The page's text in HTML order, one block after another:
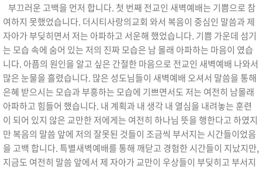
부끄러운 고백을 먼저 합니다. 첫 번째 전교인 새벽예배는 기쁨으로 참
여하지 못했었습니다. 더시티사랑의교회 와서 복음이 중심인 말씀과 제
자아가 부딪히면서 저는 아파하고 서운해 했었습니다. 기쁨 가운데 섬기
는 모습 속에 숨어 있는 저의 진짜 모습은 남 몰래 아파하는 마음이 였습
니다. 아픔의 원인을 알고 싶은 간절한 마음으로 전교인 새벽예배 나와서
많은 눈물을 흘렸습니다. 많은 성도님들이 새벽예배 오셔서 말씀을 통해
은혜 받으시는 모습과 부흥하는 모습에 기쁘면서도 저는 여전히 남몰래
아파하고 힘들어 했습니다. 내 계획과 내 생각 내 열심을 내려놓는 훈련
이 되어 있지 않은 교만한 저에게는 여전히 하나님 뜻을 행한다고 하였지
만 복음의 말씀 앞에 저의 잘못된 것들이 조금씩 부서지는 시간들이었음
을 고백 합니다.특별새벽예배를 통해 깨닫고 경험한 시간들이 지났지만,
지금도 여전히 말씀 앞에서 제 자아가 교만이 우상들이 부딪히고 부서지